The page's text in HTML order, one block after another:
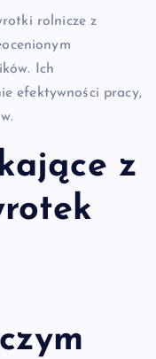
rolnicze z
Ich
efektywności pracy,
z